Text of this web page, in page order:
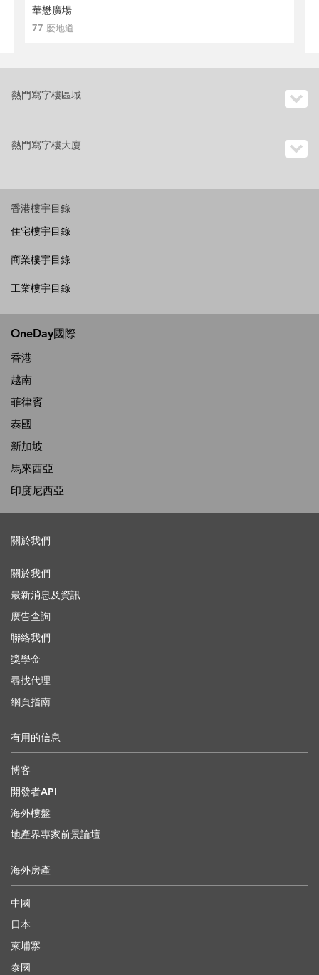
華懋廣場
77 麼地道
熱門寫字樓區域
熱門寫字樓大廈
香港樓宇目錄
住宅樓宇目錄
商業樓宇目錄
工業樓宇目錄
OneDay國際
香港
越南
菲律賓
泰國
新加坡
馬來西亞
印度尼西亞
關於我們
關於我們
最新消息及資訊
廣告查詢
聯絡我們
獎學金
尋找代理
網頁指南
有用的信息
博客
開發者API
海外樓盤
地產界專家前景論壇
海外房產
中國
日本
柬埔寨
泰國